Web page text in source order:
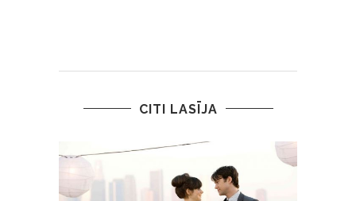
CITI LASĪJA